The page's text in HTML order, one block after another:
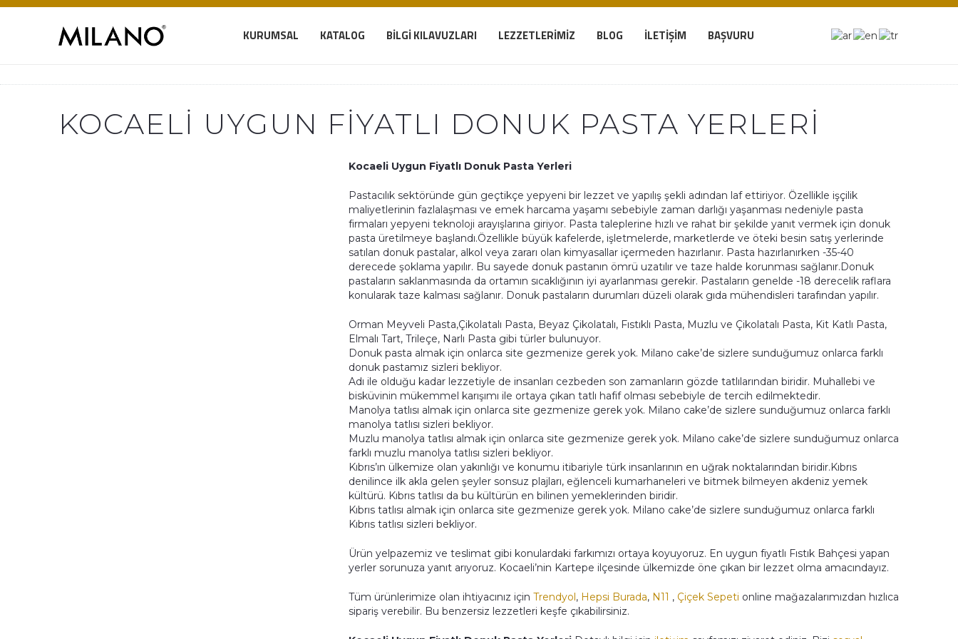
KURUMSAL KATALOG BILGI KILAVUZLARI LEZZETLERIMIZ BLOG İLETIŞIM BAŞVURU
KOCAELI UYGUN FIYATLI DONUK PASTA YERLERI
Kocaeli Uygun Fiyatlı Donuk Pasta Yerleri
Pastacılık sektöründe gün geçtikçe yepyeni bir lezzet ve yapılış şekli adından laf ettiriyor. Özellikle işçilik
maliyetlerinin fazlalaşması ve emek harcama yaşamı sebebiyle zaman darlığı yaşanması nedeniyle pasta
firmaları yepyeni teknoloji arayışlarına giriyor. Pasta taleplerine hızlı ve rahat bir şekilde yanıt vermek için donuk
pasta üretilmeye başlandı.Özellikle büyük kafelerde, işletmelerde, marketlerde ve öteki besin satış yerlerinde
satılan donuk pastalar, alkol veya zararı olan kimyasallar içermeden hazırlanır. Pasta hazırlanırken -35-40
derecede şoklama yapılır. Bu sayede donuk pastanın ömrü uzatılır ve taze halde korunması sağlanır.Donuk
pastaların saklanmasında da ortamın sıcaklığının iyi ayarlanması gerekir. Pastaların genelde -18 derecelik raflara
konularak taze kalması sağlanır. Donuk pastaların durumları düzeli olarak gıda mühendisleri tarafından yapılır.
Orman Meyveli Pasta,Çikolatalı Pasta, Beyaz Çikolatalı, Fıstıklı Pasta, Muzlu ve Çikolatalı Pasta, Kit Katlı Pasta,
Elmalı Tart, Trileçe, Narlı Pasta gibi türler bulunuyor.
Donuk pasta almak için onlarca site gezmenize gerek yok. Milano cake’de sizlere sunduğumuz onlarca farklı
donuk pastamız sizleri bekliyor.
Adı ile olduğu kadar lezzetiyle de insanları cezbeden son zamanların gözde tatlılarından biridir. Muhallebi ve
bisküvinin mükemmel karışımı ile ortaya çıkan tatlı hafif olması sebebiyle de tercih edilmektedir.
Manolya tatlısı almak için onlarca site gezmenize gerek yok. Milano cake’de sizlere sunduğumuz onlarca farklı
manolya tatlısı sizleri bekliyor.
Muzlu manolya tatlısı almak için onlarca site gezmenize gerek yok. Milano cake’de sizlere sunduğumuz onlarca
farklı muzlu manolya tatlısı sizleri bekliyor.
Kıbrıs’ın ülkemize olan yakınlığı ve konumu itibariyle türk insanlarının en uğrak noktalarından biridir.Kıbrıs
denilince ilk akla gelen şeyler sonsuz plajları, eğlenceli kumarhaneleri ve bitmek bilmeyen akdeniz yemek
kültürü. Kıbrıs tatlısı da bu kültürün en bilinen yemeklerinden biridir.
Kıbrıs tatlısı almak için onlarca site gezmenize gerek yok. Milano cake’de sizlere sunduğumuz onlarca farklı
Kıbrıs tatlısı sizleri bekliyor.
Ürün yelpazemiz ve teslimat gibi konulardaki farkımızı ortaya koyuyoruz. En uygun fiyatlı Fıstık Bahçesi yapan
yerler sorunuza yanıt arıyoruz. Kocaeli’nin Kartepe ilçesinde ülkemizde öne çıkan bir lezzet olma amacındayız.
Tüm ürünlerimize olan ihtiyacınız içinTrendyol, Hepsi Burada, N11 , Çiçek Sepeti online mağazalarımızdan hızlıca
sipariş verebilir. Bu benzersiz lezzetleri keşfe çıkabilirsiniz.